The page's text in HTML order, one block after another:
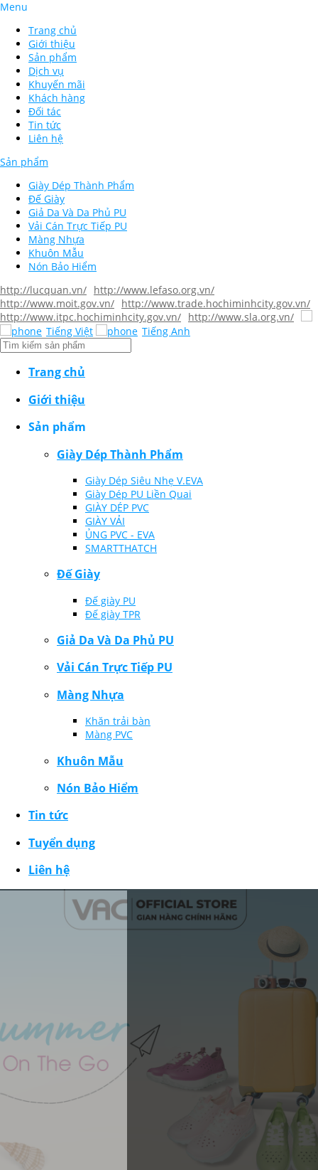
Menu
Trang chủ
Giới thiệu
Sản phẩm
Dịch vụ
Khuyến mãi
Khách hàng
Đối tác
Tin tức
Liên hệ
Sản phẩm
Giày Dép Thành Phẩm
Đế Giày
Giả Da Và Da Phủ PU
Vải Cán Trực Tiếp PU
Màng Nhựa
Khuôn Mẫu
Nón Bảo Hiểm
http://lucquan.vn/ http://www.lefaso.org.vn/
http://www.moit.gov.vn/ http://www.trade.hochiminhcity.gov.vn/
http://www.itpc.hochiminhcity.gov.vn/ http://www.sla.org.vn/
Tiếng Việt
Tiếng Anh
Trang chủ
Giới thiệu
Sản phẩm
Giày Dép Thành Phẩm
Giày Dép Siêu Nhẹ V.EVA
Giày Dép PU Liền Quai
GIÀY DÉP PVC
GIÀY VẢI
ỦNG PVC - EVA
SMARTTHATCH
Đế Giày
Đế giày PU
Đế giày TPR
Giả Da Và Da Phủ PU
Vải Cán Trực Tiếp PU
Màng Nhựa
Khăn trải bàn
Màng PVC
Khuôn Mẫu
Nón Bảo Hiểm
Tin tức
Tuyển dụng
Liên hệ